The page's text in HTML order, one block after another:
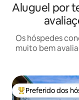
Aluguel por
Os hóspedes
muito bem
Entre os melhores
Preferido dos